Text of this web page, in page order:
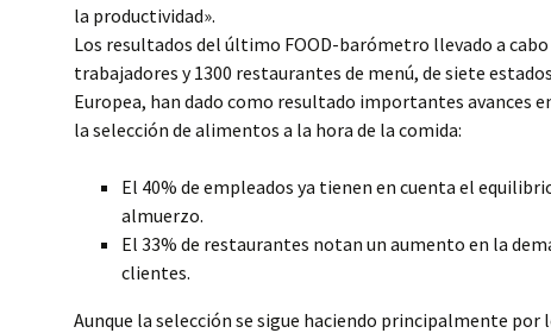
la productividad».
Los resultados del último FOOD-barómetro llevado a cabo
trabajadores y 1300 restaurantes de menú, de siete
Europea, han dado como resultado importantes avances
la selección de alimentos a la hora de la comida:
El 40% de empleados ya tienen en cuenta el
almuerzo.
El 33% de restaurantes notan un aumento en la
clientes.
Aunque la selección se sigue haciendo principalmente por